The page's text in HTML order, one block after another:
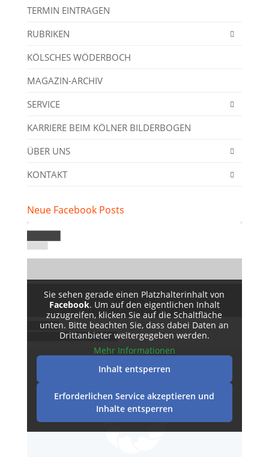
TERMIN EINTRAGEN
RUBRIKEN
KÖLSCHES WÖDERBOCH
MAGAZIN-ARCHIV
SERVICE
KARRIERE BEIM KÖLNER BILDERBOGEN
ÜBER UNS
KONTAKT
Neue Facebook Posts
Sie sehen gerade einen Platzhalterinhalt von
Facebook. Um auf den eigentlichen Inhalt
zuzugreifen, klicken Sie auf die Schaltfläche
unten. Bitte beachten Sie, dass dabei Daten an
Drittanbieter weitergegeben werden.
Mehr Informationen
Inhalt entsperren
Erforderlichen Service akzeptieren und
Inhalte entsperren